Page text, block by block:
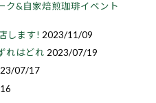
ク&自家焙煎珈琲イベント
します! 2023/11/09
れはどれ 2023/07/19
07/17